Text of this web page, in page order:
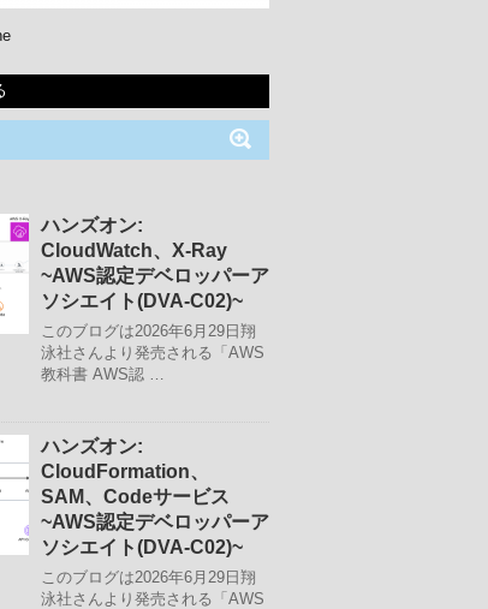
ハンズオン:
CloudWatch、X-Ray
~AWS認定デベロッパーア
ソシエイト(DVA-C02)~
このブログは2026年6月29日翔
泳社さんより発売される「AWS
教科書 AWS認 …
ハンズオン:
CloudFormation、
SAM、Codeサービス
~AWS認定デベロッパーア
ソシエイト(DVA-C02)~
このブログは2026年6月29日翔
泳社さんより発売される「AWS